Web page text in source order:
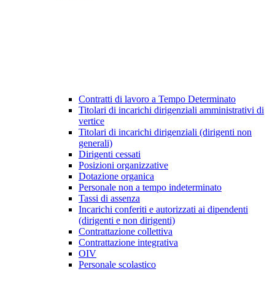
Contratti di lavoro a Tempo Determinato
Titolari di incarichi dirigenziali amministrativi di
vertice
Titolari di incarichi dirigenziali (dirigenti non
generali)
Dirigenti cessati
Posizioni organizzative
Dotazione organica
Personale non a tempo indeterminato
Tassi di assenza
Incarichi conferiti e autorizzati ai dipendenti
(dirigenti e non dirigenti)
Contrattazione collettiva
Contrattazione integrativa
OIV
Personale scolastico